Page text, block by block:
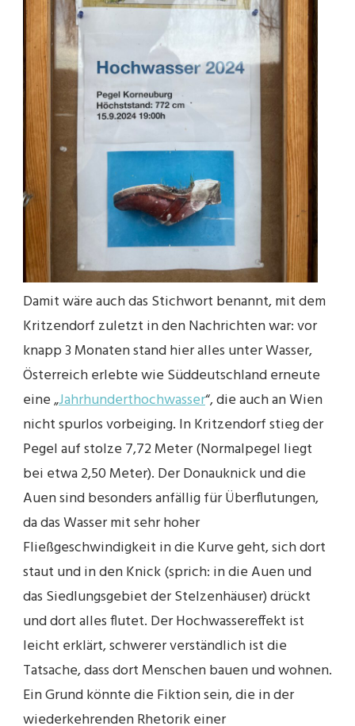
Damit wäre auch das Stichwort benannt, mit dem
Kritzendorf zuletzt in den Nachrichten war: vor
knapp 3 Monaten stand hier alles unter Wasser,
Österreich erlebte wie Süddeutschland erneute
eine „Jahrhunderthochwasser“, die auch an Wien
nicht spurlos vorbeiging. In Kritzendorf stieg der
Pegel auf stolze 7,72 Meter (Normalpegel liegt
bei etwa 2,50 Meter). Der Donauknick und die
Auen sind besonders anfällig für Überflutungen,
da das Wasser mit sehr hoher
Fließgeschwindigkeit in die Kurve geht, sich dort
staut und in den Knick (sprich: in die Auen und
das Siedlungsgebiet der Stelzenhäuser) drückt
und dort alles flutet. Der Hochwassereffekt ist
leicht erklärt, schwerer verständlich ist die
Tatsache, dass dort Menschen bauen und wohnen.
Ein Grund könnte die Fiktion sein, die in der
wiederkehrenden Rhetorik einer